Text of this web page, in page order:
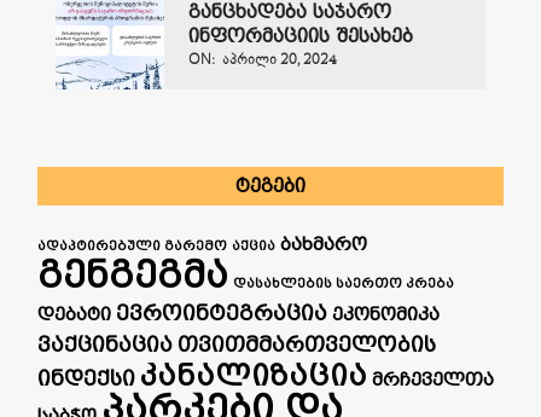
განცხადება საჯარო
ინფორმაციის შესახებ
ON: ᲐᲞᲠᲘᲚᲘ 20, 2024
ᲢᲔᲒᲔᲑᲘ
ადაპტირებული გარემო აქცია ბახმარო
გენგეგმა დასახლების საერთო კრება
დებატი ევროინტეგრაცია ეკონომიკა
ვაქცინაცია თვითმმართველობის
ინდექსი კანალიზაცია მრჩეველთა